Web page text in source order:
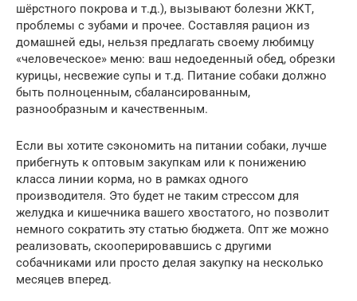
шёрстного покрова и т.д.), вызывают болезни ЖКТ,
проблемы с зубами и прочее. Составляя рацион из
домашней еды, нельзя предлагать своему любимцу
«человеческое» меню: ваш недоеденный обед, обрезки
курицы, несвежие супы и т.д. Питание собаки должно
быть полноценным, сбалансированным,
разнообразным и качественным.
Если вы хотите сэкономить на питании собаки, лучше
прибегнуть к оптовым закупкам или к понижению
класса линии корма, но в рамках одного
производителя. Это будет не таким стрессом для
желудка и кишечника вашего хвостатого, но позволит
немного сократить эту статью бюджета. Опт же можно
реализовать, скооперировавшись с другими
собачниками или просто делая закупку на несколько
месяцев вперед.